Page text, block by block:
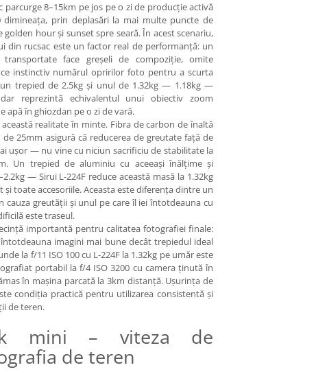
8–15km pe jos pe o zi de producție activă
prin deplasări la mai multe puncte de
hour și sunset spre seară. În acest scenariu,
din rucsac este un factor real de performanță: un
face greșeli de compoziție, omite
instinctiv numărul opririlor foto pentru a scurta
trepied de 2.5kg și unul de 1.32kg — 1.18kg —
reprezintă echivalentul unui obiectiv zoom
apă în ghiozdan pe o zi de vară.
realitate în minte. Fibra de carbon de înaltă
25mm asigură că reducerea de greutate față de
ușor — nu vine cu niciun sacrificiu de stabilitate la
Un trepied de aluminiu cu aceeași înălțime și
— Sirui L-224F reduce această masă la 1.32kg
toate accesoriile. Aceasta este diferența dintre un
cauza greutății și unul pe care îl iei întotdeauna cu
este traseul.
importantă pentru calitatea fotografiei finale:
imagini mai bune decât trepiedul ideal
la f/11 ISO 100 cu L-224F la 1.32kg pe umăr este
portabil la f/4 ISO 3200 cu camera ținută în
în mașina parcată la 3km distanță. Ușurința de
condiția practică pentru utilizarea consistentă și
de teren.
mini – viteza de
de teren